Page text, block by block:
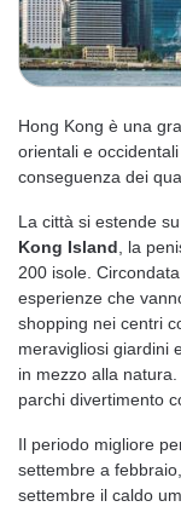
Hong Kong è una
orientali e
conseguenza dei
La città si estende
Kong Island , la
200 isole.
esperienze che
shopping nei centri
meravigliosi giardini
in mezzo alla
parchi divertimento
Il periodo migliore
settembre a
settembre il caldo